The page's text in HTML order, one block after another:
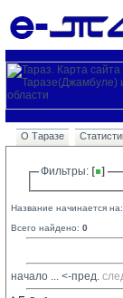
О Таразе
Фильтры:
Название начинается на:
Всего найдено: 0
начало ... <-пред.